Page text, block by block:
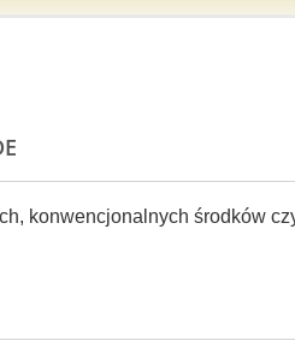
konwencjonalnych środków